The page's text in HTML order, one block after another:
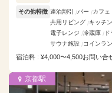
その他特徴 連泊割引 バー カフェ
共用リビング
キッチン
電子レンジ
冷蔵庫
サウナ施設
コインラ
宿泊料 : ¥4,000〜4,500お問い合
京都駅